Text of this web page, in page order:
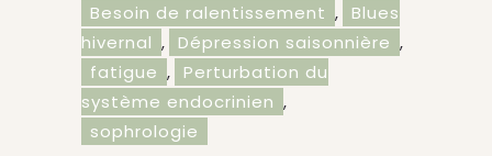
Besoin de ralentissement , Blues
hivernal , Dépression saisonnière ,
fatigue , Perturbation du
système endocrinien ,
sophrologie